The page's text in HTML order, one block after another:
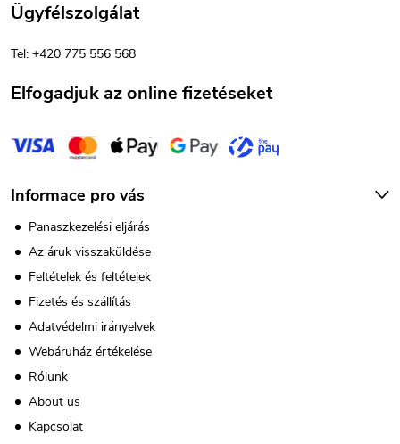
é
c
Ügyfélszolgálat
Tel: +420 775 556 568
Elfogadjuk az online fizetéseket
Informace pro vás
Panaszkezelési eljárás
Az áruk visszaküldése
Feltételek és feltételek
Fizetés és szállítás
Adatvédelmi irányelvek
Webáruház értékelése
Rólunk
About us
Kapcsolat